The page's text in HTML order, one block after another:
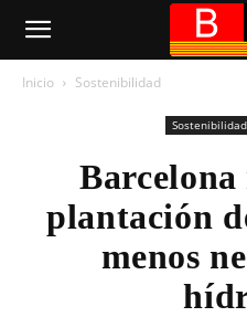
Inicio Sostenibilidad
Sostenibilidad
plantación
menos